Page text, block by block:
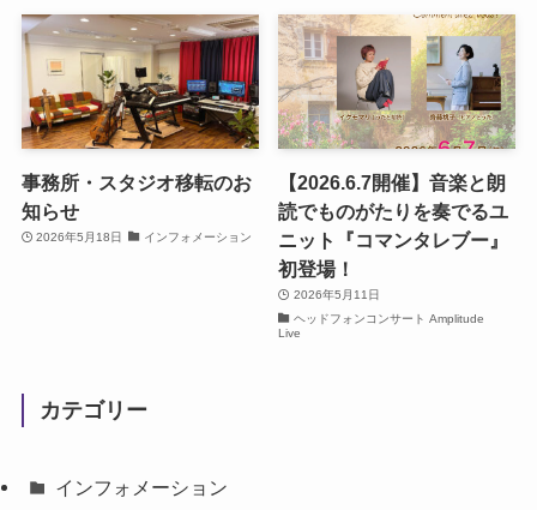
事務所・スタジオ移転のお
知らせ
2026年5月18日 インフォメーション
【2026.6.7開催】音楽と朗
読でものがたりを奏でるユ
ニット『コマンタレブー』
初登場！
2026年5月11日
ヘッドフォンコンサート Amplitude
Live
カテゴリー
インフォメーション